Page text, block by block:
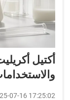
أكتيل
07-16 17:25:02